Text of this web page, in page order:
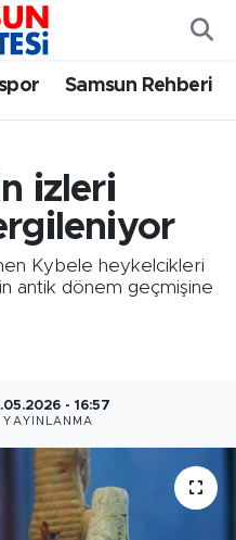
Samsun Rehberi
izleri
Kybele heykelcikleri
antik dönem geçmişine
- 16:57
YAYINLANMA
Haritası
ve Fikstür